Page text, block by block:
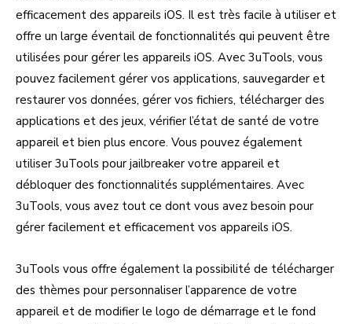
efficacement des appareils iOS. Il est très facile à utiliser et
offre un large éventail de fonctionnalités qui peuvent être
utilisées pour gérer les appareils iOS. Avec 3uTools, vous
pouvez facilement gérer vos applications, sauvegarder et
restaurer vos données, gérer vos fichiers, télécharger des
applications et des jeux, vérifier l’état de santé de votre
appareil et bien plus encore. Vous pouvez également
utiliser 3uTools pour jailbreaker votre appareil et
débloquer des fonctionnalités supplémentaires. Avec
3uTools, vous avez tout ce dont vous avez besoin pour
gérer facilement et efficacement vos appareils iOS.
3uTools vous offre également la possibilité de télécharger
des thèmes pour personnaliser l’apparence de votre
appareil et de modifier le logo de démarrage et le fond